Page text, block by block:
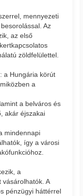
mennyezeti
Az
az első
zöldfelülettel.
a Hungária körút
a
a belváros és
akár éjszakai
mindennapi
így a városi
a
vásárolhatók. A
pénzügyi háttérrel